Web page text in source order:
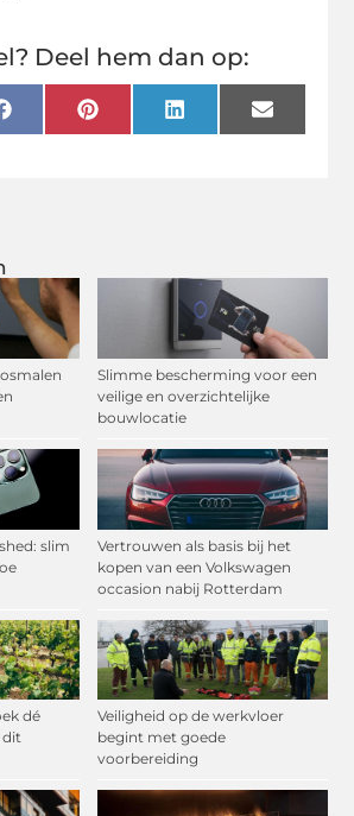
Slimme bescherming voor een
veilige en overzichtelijke
bouwlocatie
slim
Vertrouwen als basis bij het
kopen van een Volkswagen
occasion nabij Rotterdam
dé
dit
Veiligheid op de werkvloer
begint met goede
voorbereiding
Deel hem dan op:
FacebookPinterestLinkedInEmail